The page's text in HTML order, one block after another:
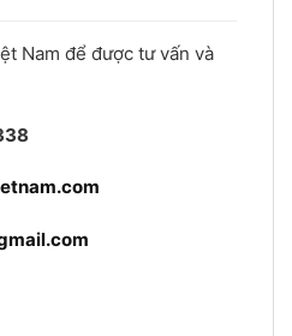
Nam để được tư vấn và